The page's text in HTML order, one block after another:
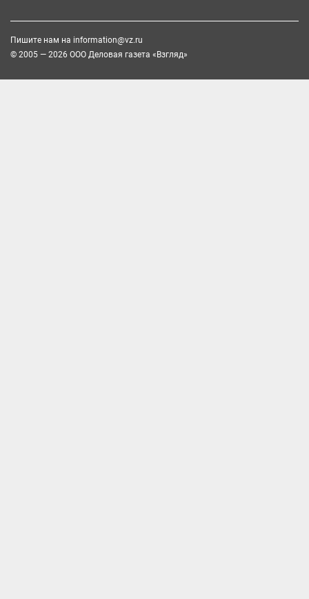
Пишите нам на information@vz.ru
© 2005 — 2026 ООО Деловая газета «Взгляд»